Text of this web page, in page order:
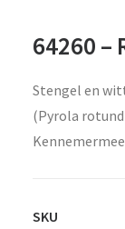
64260 –
Stengel en
(Pyrola
SKU